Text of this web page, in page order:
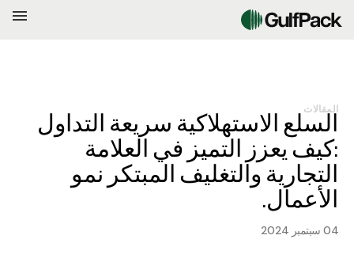
المقالات
السلع الاستهلاكية سريعة التداول
:كيف يعزز التميز في العلامة
التجارية والتغليف المبتكر نمو
الأعمال.
04 سبتمبر 2024